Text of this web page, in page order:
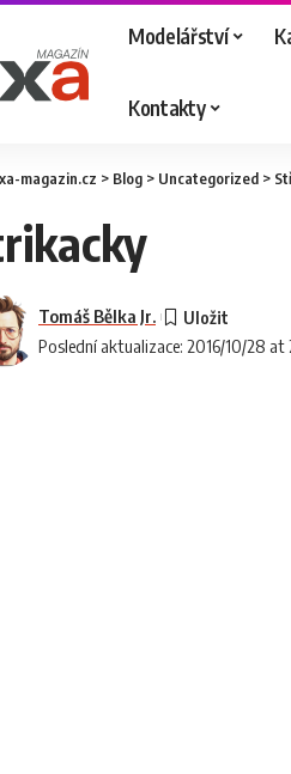
Modelářství
Kontakty
magazin.cz > Blog > Uncategorized >
Poslední aktualizace: 2016/10/28 at
Tomáš Bělka Jr.